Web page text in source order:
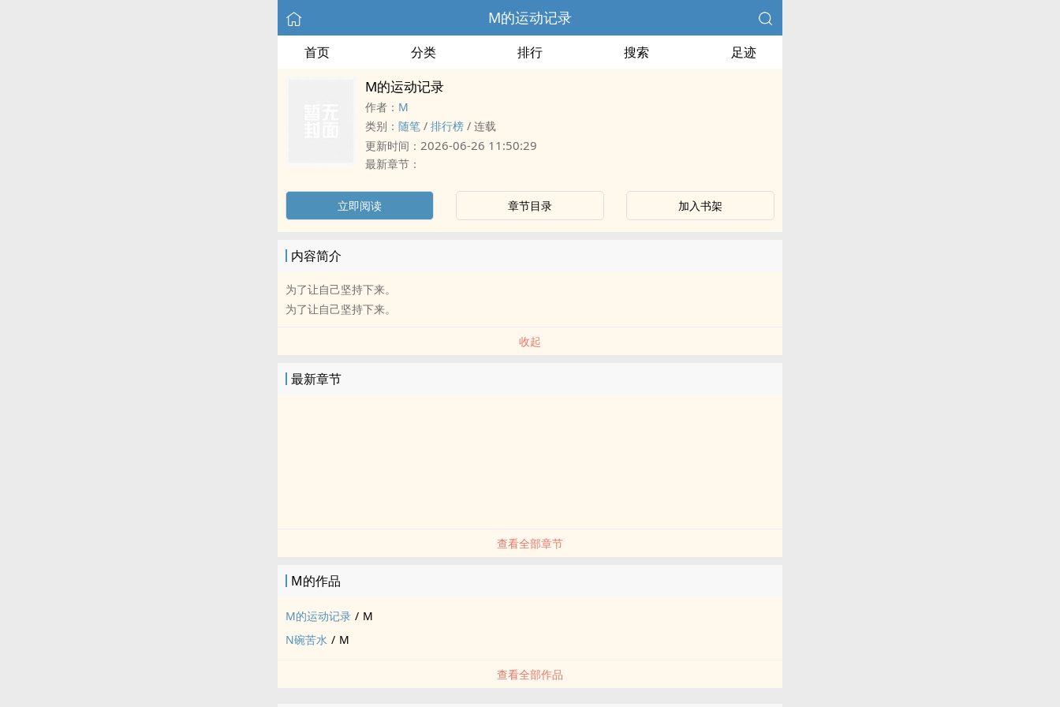
M的运动记录
首页 分类 排行 搜索 足迹
M的运动记录
作者： M
类别： 随笔 / 排行榜 / 连载
更新时间： 2026-06-26 11:50:29
最新章节：
立即阅读 章节目录 加入书架
内容简介
为了让自己坚持下来。
为了让自己坚持下来。
收起
最新章节
查看全部章节
M的作品
M的运动记录 / M
N碗苦水 / M
查看全部作品